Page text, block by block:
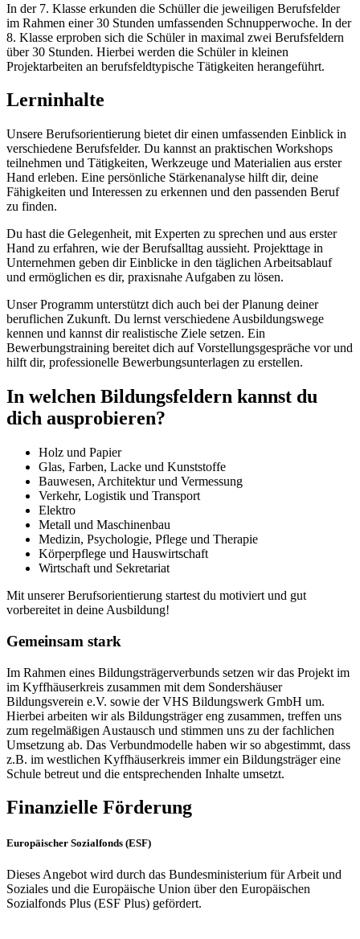
In der 7. Klasse erkunden die Schüller die jeweiligen Berufsfelder
im Rahmen einer 30 Stunden umfassenden Schnupperwoche. In der
8. Klasse erproben sich die Schüler in maximal zwei Berufsfeldern
über 30 Stunden. Hierbei werden die Schüler in kleinen
Projektarbeiten an berufsfeldtypische Tätigkeiten herangeführt.
Lerninhalte
Unsere Berufsorientierung bietet dir einen umfassenden Einblick in
verschiedene Berufsfelder. Du kannst an praktischen Workshops
teilnehmen und Tätigkeiten, Werkzeuge und Materialien aus erster
Hand erleben. Eine persönliche Stärkenanalyse hilft dir, deine
Fähigkeiten und Interessen zu erkennen und den passenden Beruf
zu finden.
Du hast die Gelegenheit, mit Experten zu sprechen und aus erster
Hand zu erfahren, wie der Berufsalltag aussieht. Projekttage in
Unternehmen geben dir Einblicke in den täglichen Arbeitsablauf
und ermöglichen es dir, praxisnahe Aufgaben zu lösen.
Unser Programm unterstützt dich auch bei der Planung deiner
beruflichen Zukunft. Du lernst verschiedene Ausbildungswege
kennen und kannst dir realistische Ziele setzen. Ein
Bewerbungstraining bereitet dich auf Vorstellungsgespräche vor und
hilft dir, professionelle Bewerbungsunterlagen zu erstellen.
In welchen Bildungsfeldern kannst du
dich ausprobieren?
Holz und Papier
Glas, Farben, Lacke und Kunststoffe
Bauwesen, Architektur und Vermessung
Verkehr, Logistik und Transport
Elektro
Metall und Maschinenbau
Medizin, Psychologie, Pflege und Therapie
Körperpflege und Hauswirtschaft
Wirtschaft und Sekretariat
Mit unserer Berufsorientierung startest du motiviert und gut
vorbereitet in deine Ausbildung!
Gemeinsam stark
Im Rahmen eines Bildungsträgerverbunds setzen wir das Projekt im
im Kyffhäuserkreis zusammen mit dem Sondershäuser
Bildungsverein e.V. sowie der VHS Bildungswerk GmbH um.
Hierbei arbeiten wir als Bildungsträger eng zusammen, treffen uns
zum regelmäßigen Austausch und stimmen uns zu der fachlichen
Umsetzung ab. Das Verbundmodelle haben wir so abgestimmt, dass
z.B. im westlichen Kyffhäuserkreis immer ein Bildungsträger eine
Schule betreut und die entsprechenden Inhalte umsetzt.
Finanzielle Förderung
Europäischer Sozialfonds (ESF)
Dieses Angebot wird durch das Bundesministerium für Arbeit und
Soziales und die Europäische Union über den Europäischen
Sozialfonds Plus (ESF Plus) gefördert.